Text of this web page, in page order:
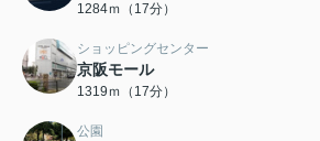
1284ｍ（17分）
ショッピングセンター
京阪モール
1319ｍ（17分）
公園